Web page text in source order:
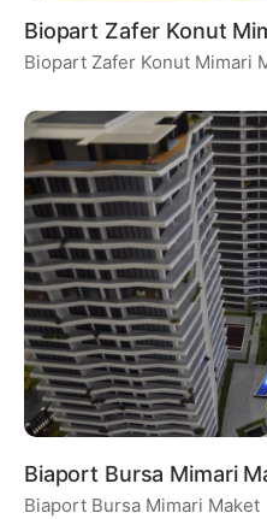
Biopart Zafer Konut
Biopart Zafer Konut Mimari
Biaport Bursa Mimari
Biaport Bursa Mimari Maket